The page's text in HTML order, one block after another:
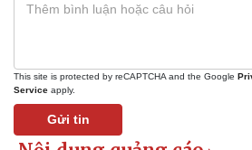
This site is protected by reCAPTCHA and the Google
Service apply.
Gửi tin